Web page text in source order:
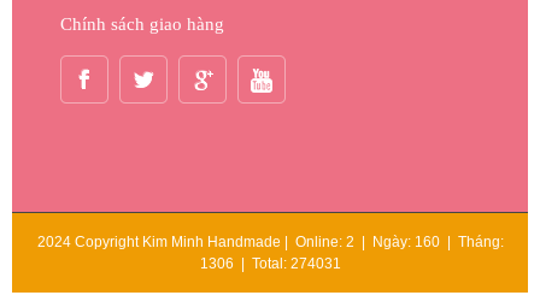
Chính sách giao hàng
2024 Copyright Kim Minh Handmade | Online: 2 | Ngày: 160 | Tháng:
1306 | Total: 274031